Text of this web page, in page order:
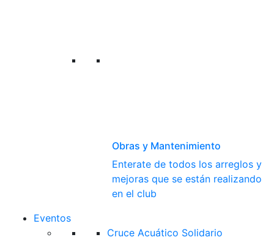
Obras y Mantenimiento
Enterate de todos los arreglos y
mejoras que se están realizando
en el club
Eventos
Cruce Acuático Solidario